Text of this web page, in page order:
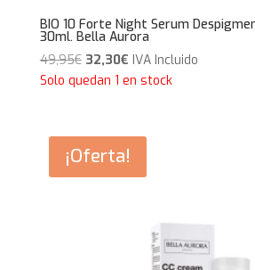
BIO 10 Forte Night Serum
30ml. Bella Aurora
49,95€ El
precio
49,95€.
32,30€El
precio
32,30€.
IVA Incluido
Solo quedan 1 en stock
¡Oferta!